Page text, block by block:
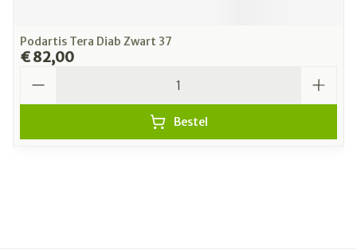
Podartis Tera Diab Zwart 37
€ 82,00
Bestel